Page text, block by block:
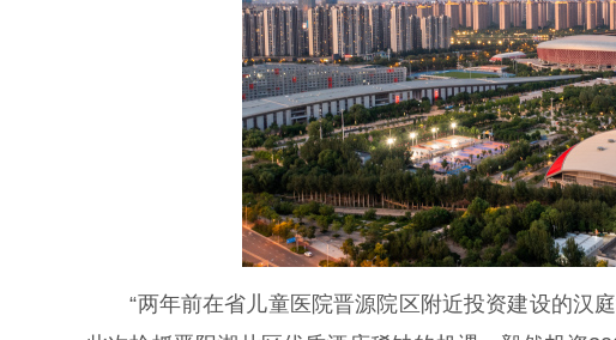
“两年前在省儿童医院晋源院区附近投资建设的汉